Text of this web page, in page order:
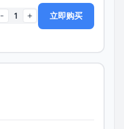
- 1 + 立即购买